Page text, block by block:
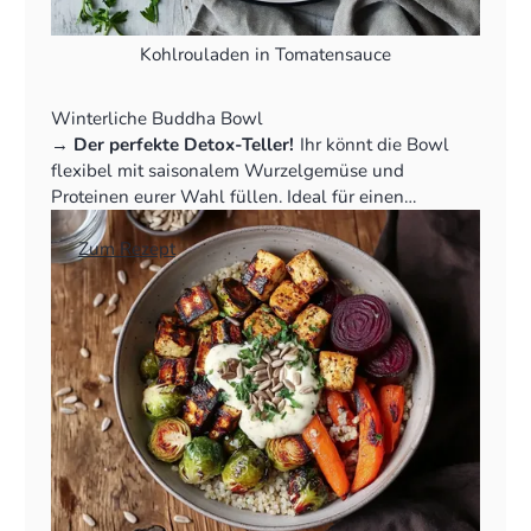
Kohlrouladen in Tomatensauce
Winterliche Buddha Bowl
‍→ Der perfekte Detox-Teller! Ihr könnt die Bowl
flexibel mit saisonalem Wurzelgemüse und
Proteinen eurer Wahl füllen. Ideal für einen
gesunden Start ins Jahr.
👉Zum Rezept